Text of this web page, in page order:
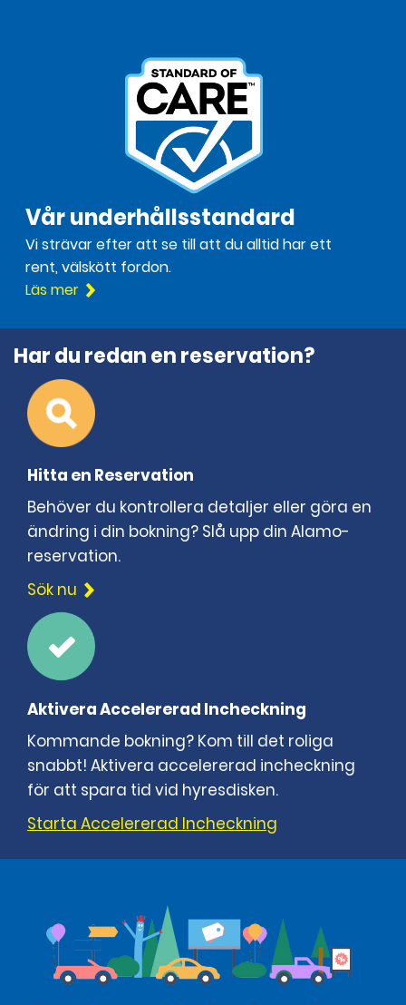
Vår underhållsstandard
Vi strävar efter att se till att du alltid har ett
rent, välskött fordon.
Läs mer
Har du redan en reservation?
Hitta en Reservation
Behöver du kontrollera detaljer eller göra en
ändring i din bokning? Slå upp din Alamo-
reservation.
Sök nu
Aktivera Accelererad Incheckning
Kommande bokning? Kom till det roliga
snabbt! Aktivera accelererad incheckning
för att spara tid vid hyresdisken.
Starta Accelererad Incheckning